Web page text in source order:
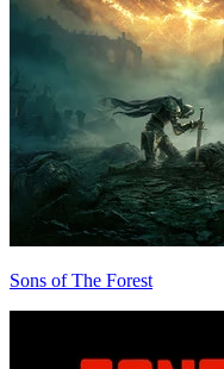
Sons of The Forest